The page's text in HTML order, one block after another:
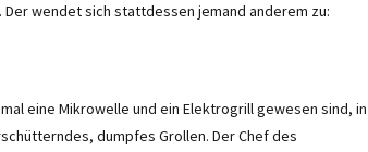
wendet sich stattdessen jemand anderem zu:
eine Mikrowelle und ein Elektrogrill gewesen sind, in
dumpfes Grollen. Der Chef des